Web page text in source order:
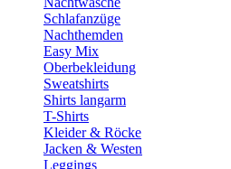
Schlafanzüge
Nachthemden
Easy Mix
Oberbekleidung
Sweatshirts
Shirts langarm
T-Shirts
Kleider & Röcke
Jacken & Westen
Leggings